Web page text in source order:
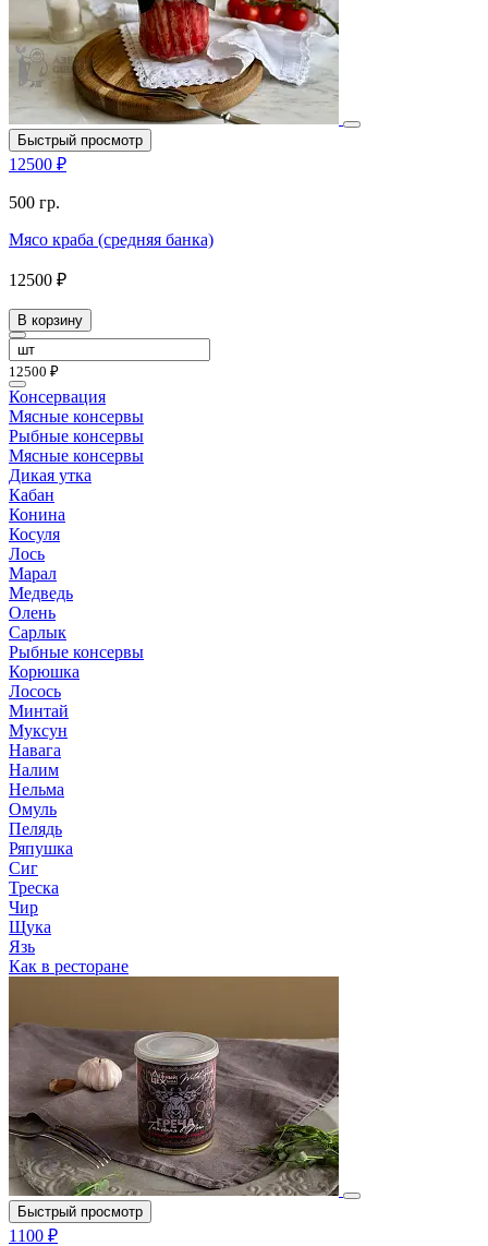
Быстрый просмотр
12500 ₽
500 гр.
Мясо краба (средняя банка)
12500 ₽
В корзину
12500 ₽
Консервация
Мясные консервы
Рыбные консервы
Мясные консервы
Дикая утка
Кабан
Конина
Косуля
Лось
Марал
Медведь
Олень
Сарлык
Рыбные консервы
Корюшка
Лосось
Минтай
Муксун
Навага
Налим
Нельма
Омуль
Пелядь
Ряпушка
Сиг
Треска
Чир
Щука
Язь
Как в ресторане
Быстрый просмотр
1100 ₽